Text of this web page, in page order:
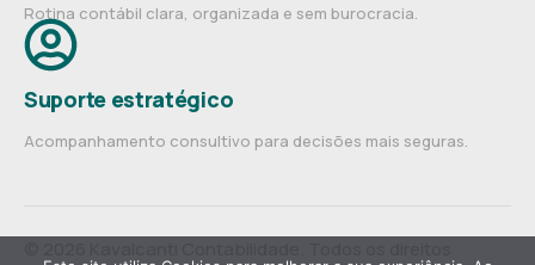
Rotina contábil clara, organizada e sem burocracia.
Suporte estratégico
Acompanhamento consultivo para decisões mais seguras.